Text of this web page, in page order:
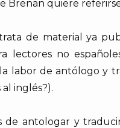
Brenan quiere
de material ya
lectores no
labor de antólogo y
al inglés?).
de antologar y